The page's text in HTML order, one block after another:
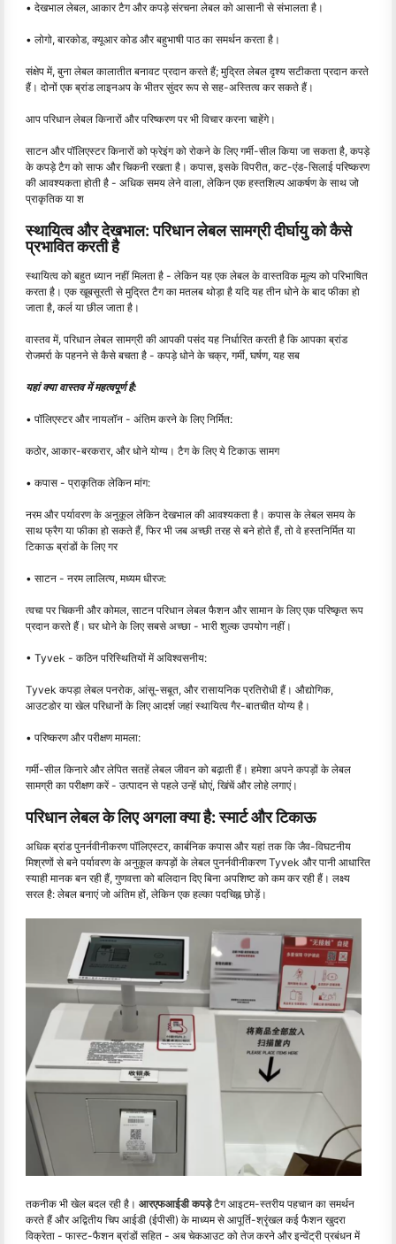
• देखभाल लेबल, आकार टैग और कपड़े संरचना लेबल को आसानी से संभालता है।
• लोगो, बारकोड, क्यूआर कोड और बहुभाषी पाठ का समर्थन करता है।
संक्षेप में, बुना लेबल कालातीत बनावट प्रदान करते हैं; मुद्रित लेबल दृश्य सटीकता प्रदान करते
हैं। दोनों एक ब्रांड लाइनअप के भीतर सुंदर रूप से सह-अस्तित्व कर सकते हैं।
आप परिधान लेबल किनारों और परिष्करण पर भी विचार करना चाहेंगे।
साटन और पॉलिएस्टर किनारों को फ्रेइंग को रोकने के लिए गर्मी-सील किया जा सकता है, कपड़े
के कपड़े टैग को साफ और चिकनी रखता है। कपास, इसके विपरीत, कट-एंड-सिलाई परिष्करण
की आवश्यकता होती है - अधिक समय लेने वाला, लेकिन एक हस्तशिल्प आकर्षण के साथ जो
प्राकृतिक या श
स्थायित्व और देखभाल: परिधान लेबल सामग्री दीर्घायु को कैसे
प्रभावित करती है
स्थायित्व को बहुत ध्यान नहीं मिलता है - लेकिन यह एक लेबल के वास्तविक मूल्य को परिभाषित
करता है। एक खूबसूरती से मुद्रित टैग का मतलब थोड़ा है यदि यह तीन धोने के बाद फीका हो
जाता है, कर्ल या छील जाता है।
वास्तव में, परिधान लेबल सामग्री की आपकी पसंद यह निर्धारित करती है कि आपका ब्रांड
रोजमर्रा के पहनने से कैसे बचता है - कपड़े धोने के चक्र, गर्मी, घर्षण, यह सब
यहां क्या वास्तव में महत्वपूर्ण है:
• पॉलिएस्टर और नायलॉन - अंतिम करने के लिए निर्मित:
कठोर, आकार-बरकरार, और धोने योग्य। टैग के लिए ये टिकाऊ सामग
• कपास - प्राकृतिक लेकिन मांग:
नरम और पर्यावरण के अनुकूल लेकिन देखभाल की आवश्यकता है। कपास के लेबल समय के
साथ फ्रैग या फीका हो सकते हैं, फिर भी जब अच्छी तरह से बने होते हैं, तो वे हस्तनिर्मित या
टिकाऊ ब्रांडों के लिए गर
• साटन - नरम लालित्य, मध्यम धीरज:
त्वचा पर चिकनी और कोमल, साटन परिधान लेबल फैशन और सामान के लिए एक परिष्कृत रूप
प्रदान करते हैं। घर धोने के लिए सबसे अच्छा - भारी शुल्क उपयोग नहीं।
• Tyvek - कठिन परिस्थितियों में अविश्वसनीय:
Tyvek कपड़ा लेबल पनरोक, आंसू-सबूत, और रासायनिक प्रतिरोधी हैं। औद्योगिक,
आउटडोर या खेल परिधानों के लिए आदर्श जहां स्थायित्व गैर-बातचीत योग्य है।
• परिष्करण और परीक्षण मामला:
गर्मी-सील किनारे और लेपित सतहें लेबल जीवन को बढ़ाती हैं। हमेशा अपने कपड़ों के लेबल
सामग्री का परीक्षण करें - उत्पादन से पहले उन्हें धोएं, खिंचें और लोहे लगाएं।
परिधान लेबल के लिए अगला क्या है: स्मार्ट और टिकाऊ
अधिक ब्रांड पुनर्नवीनीकरण पॉलिएस्टर, कार्बनिक कपास और यहां तक ​​कि जैव-विघटनीय
मिश्रणों से बने पर्यावरण के अनुकूल कपड़ों के लेबल पुनर्नवीनीकरण Tyvek और पानी आधारित
स्याही मानक बन रही हैं, गुणवत्ता को बलिदान दिए बिना अपशिष्ट को कम कर रही हैं। लक्ष्य
सरल है: लेबल बनाएं जो अंतिम हों, लेकिन एक हल्का पदचिह्न छोड़ें।
तकनीक भी खेल बदल रही है। आरएफआईडी कपड़ेटैग आइटम-स्तरीय पहचान का समर्थन
करते हैं और अद्वितीय चिप आईडी (ईपीसी) के माध्यम से आपूर्ति-श्रृंखल कई फैशन खुदरा
विक्रेता - फास्ट-फैशन ब्रांडों सहित - अब चेकआउट को तेज करने और इन्वेंट्री प्रबंधन में